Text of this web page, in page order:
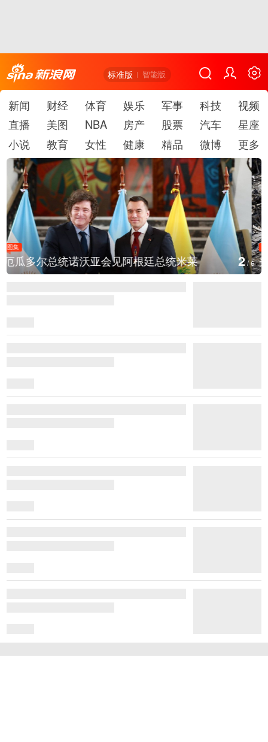
标准版 智能版
新闻 财经 体育 娱乐 军事 科技
视频
直播
美图 NBA 房产 股票 汽车
星座
小说
教育 女性 健康 精品 微博 更多
图集
美国斯波坎：野火烧毁700多所房屋 2/6